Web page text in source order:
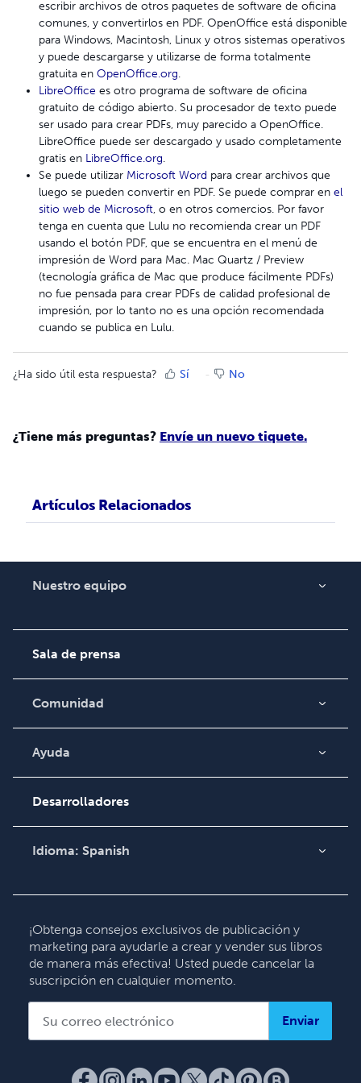
escribir archivos de otros paquetes de software de oficina
comunes, y convertirlos en PDF. OpenOffice está disponible
para Windows, Macintosh, Linux y otros sistemas operativos
y puede descargarse y utilizarse de forma totalmente
gratuita en OpenOffice.org.
LibreOffice es otro programa de software de oficina
gratuito de código abierto. Su procesador de texto puede
ser usado para crear PDFs, muy parecido a OpenOffice.
LibreOffice puede ser descargado y usado completamente
gratis en LibreOffice.org.
Se puede utilizar Microsoft Word para crear archivos que
luego se pueden convertir en PDF. Se puede comprar en el
sitio web de Microsoft, o en otros comercios. Por favor
tenga en cuenta que Lulu no recomienda crear un PDF
usando el botón PDF, que se encuentra en el menú de
impresión de Word para Mac. Mac Quartz / Preview
(tecnología gráfica de Mac que produce fácilmente PDFs)
no fue pensada para crear PDFs de calidad profesional de
impresión, por lo tanto no es una opción recomendada
cuando se publica en Lulu.
¿Ha sido útil esta respuesta? Sí No
¿Tiene más preguntas? Envíe un nuevo tiquete.
Artículos Relacionados
Nuestro equipo
Empleo
Sala de prensa
Comunidad
Blog
Video
Podcast
Ayuda
Búsqueda de pedidos
Base de conocimientos
Comuníquese con
Desarrolladores
Idioma: Spanish
Deutsch
Français
Italiano
Español
¡Obtenga consejos exclusivos de publicación y
marketing para ayudarle a crear y vender sus libros
de manera más efectiva! Usted puede cancelar la
suscripción en cualquier momento.
Enviar